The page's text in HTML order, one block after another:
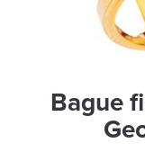
Bague